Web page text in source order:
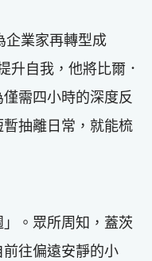
企業家再轉型成
升自我，他將比爾．
需四小時的深度反
抽離日常，就能梳
。眾所周知，蓋茨
往偏遠安靜的小